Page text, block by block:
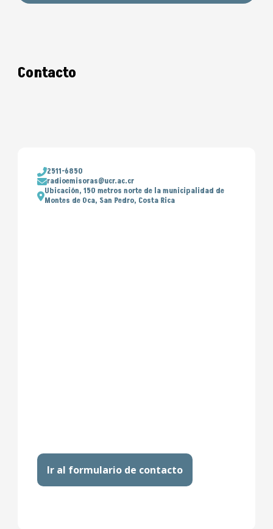
Contacto
2511-6850
radioemisoras@ucr.ac.cr
Ubicación, 150 metros norte de la municipalidad de
Montes de Oca, San Pedro, Costa Rica
Ir al formulario de contacto